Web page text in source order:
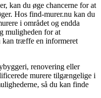
kan du øge chancerne for at
Hos find-murer.nu kan du
i området og endda
muligheden for at
kan træffe en informeret
renovering eller
murere tilgængelige i
så du kan finde